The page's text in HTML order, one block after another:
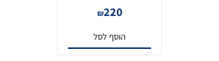
₪220
הוסף לסל